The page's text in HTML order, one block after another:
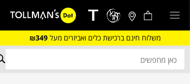
משלוח חינם ברכישת כלים ואביזרים מעל ₪349